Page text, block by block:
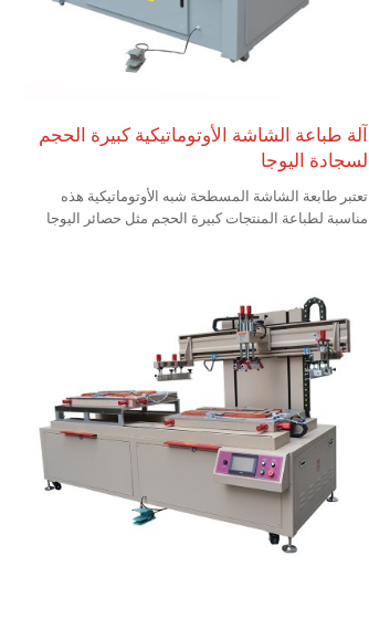
آلة طباعة الشاشة الأوتوماتيكية كبيرة الحجم
لسجادة اليوجا
تعتبر طابعة الشاشة المسطحة شبه الأوتوماتيكية هذه
مناسبة لطباعة المنتجات كبيرة الحجم مثل حصائر اليوجا